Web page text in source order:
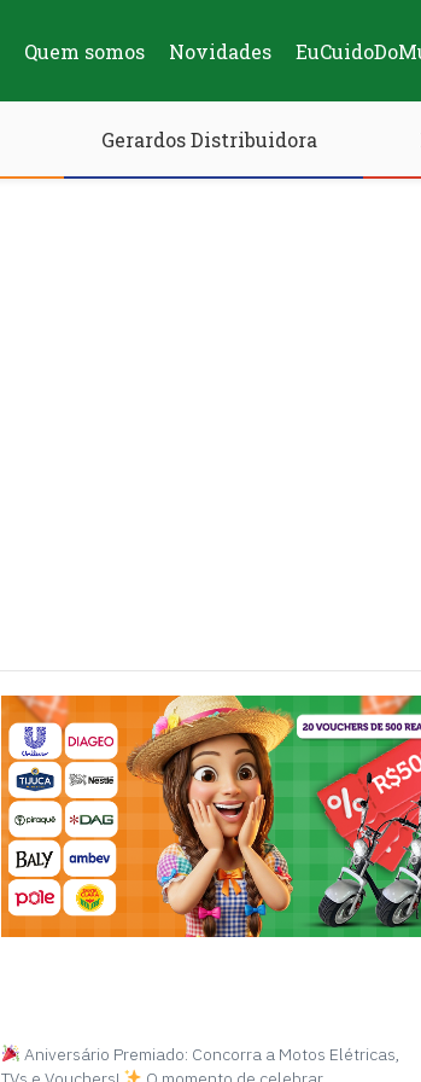
Quem somos Novidades
Gerardos Distribuidora
Aniversário Premiado: Concorra a Motos Elétricas,